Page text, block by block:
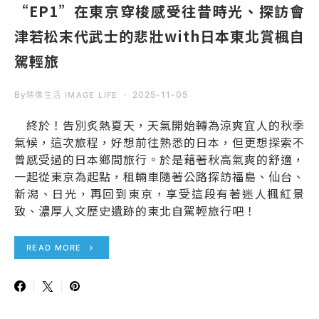
“EP1”在東京穿梭感受往昔時光、探訪會
津若松末代武士的悲壯with日本東北賞楓自
駕輕旅
By 映像生活 IMAGE LIFE 2025-11-05
終於！告別炙熱夏天，天氣開始轉為涼爽宜人的秋季
氣候，這次旅程，好想前往熟悉的日本，但更想探索不
曾感受過的日本鄉間旅行。於是藉著秋高氣爽的舒適，
一起從東京為起點，租輛車隨著公路探訪福島、仙台、
新潟、日光，再回到東京，享受這段有著迷人楓紅景
致、濃厚人文歷史遺跡的東北自駕輕旅行吧！
READ MORE